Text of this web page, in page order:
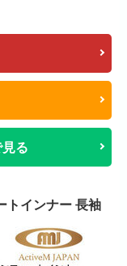
る
トインナー 長袖